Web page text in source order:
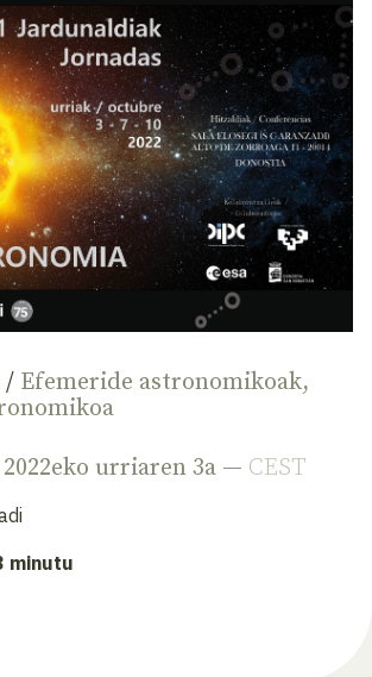
/ Efemeride astronomikoak,
2022eko urriaren 3a — CEST
minutu